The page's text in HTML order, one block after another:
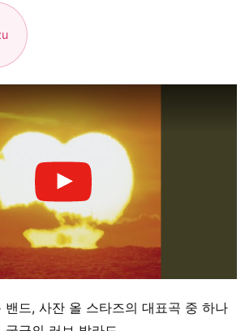
밴드, 사잔 올 스타즈의 대표곡 중 하나